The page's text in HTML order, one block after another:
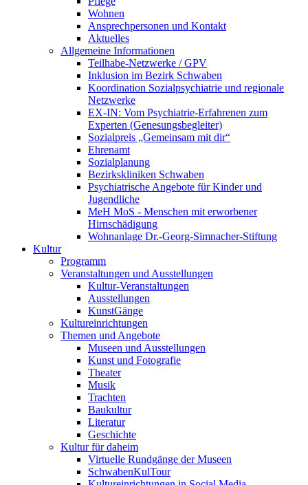
Wohnen
Ansprechpersonen und Kontakt
Aktuelles
Allgemeine Informationen
Teilhabe-Netzwerke / GPV
Inklusion im Bezirk Schwaben
Koordination Sozialpsychiatrie und regionale
Netzwerke
EX-IN: Vom Psychiatrie-Erfahrenen zum
Experten (Genesungsbegleiter)
Sozialpreis „Gemeinsam mit dir“
Ehrenamt
Sozialplanung
Bezirkskliniken Schwaben
Psychiatrische Angebote für Kinder und
Jugendliche
MeH MoS - Menschen mit erworbener
Hirnschädigung
Wohnanlage Dr.-Georg-Simnacher-Stiftung
Kultur
Programm
Veranstaltungen und Ausstellungen
Kultur-Veranstaltungen
Ausstellungen
KunstGänge
Kultureinrichtungen
Themen und Angebote
Museen und Ausstellungen
Kunst und Fotografie
Theater
Musik
Trachten
Baukultur
Literatur
Geschichte
Kultur für daheim
Virtuelle Rundgänge der Museen
SchwabenKulTour